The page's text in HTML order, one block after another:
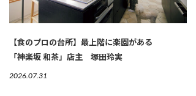
【食のプロの台所】最上階に楽園がある
「神楽坂 和茶」店主 塚田玲実
2026.07.31